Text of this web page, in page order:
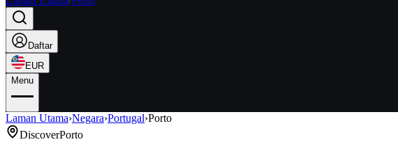
Daftar
EUR
Menu
Laman Utama›Negara›Portugal›Porto
DiscoverPorto